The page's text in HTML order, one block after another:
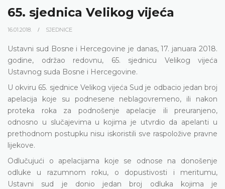
65. sjednica Velikog vijeća
16.01.2018. SJEDNICE
Ustavni sud Bosne i Hercegovine je danas, 17. januara 2018.
godine, održao redovnu, 65. sjednicu Velikog vijeća
Ustavnog suda Bosne i Hercegovine.
U okviru 65. sjednice Velikog vijeća Sud je odbacio jedan broj
apelacija koje su podnesene neblagovremeno, ili nakon
proteka roka za podnošenje apelacije ili preuranjeno,
odnosno u slučajevima u kojima je utvrdio da apelanti u
prethodnom postupku nisu iskoristili sve raspoložive pravne
lijekove.
Odlučujući o apelacijama koje se odnose na donošenje
odluke u razumnom roku, o dopustivosti i meritumu,
Ustavni sud je donio jedan broj odluka kojima je